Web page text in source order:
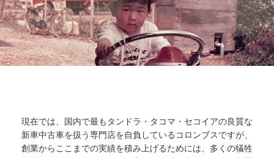
現在では、国内で最もタンドラ・タコマ・セコイアの良質な
新車中古車を扱う専門店を自負しているコロンブスですが、
創業からここまでの実績を積み上げるためには、多くの犠牲